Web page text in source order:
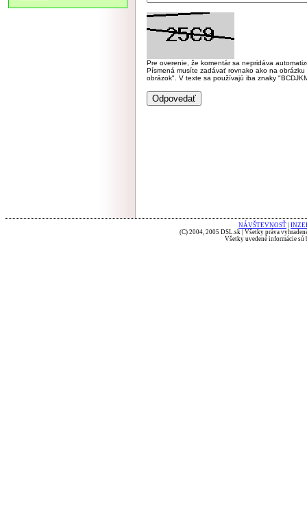
Pre overenie, že komentár sa nepridáva
Písmená musíte zadávať rovnako ako na
obrázok". V texte sa používajú iba znaky
NÁVŠTEVNOSŤ
(C) 2004, 2005 DSL.sk | Všetky práva
Všetky uvedené informácie sú